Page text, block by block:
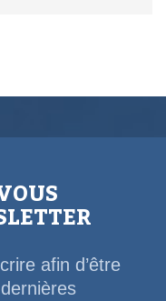
afin d’être